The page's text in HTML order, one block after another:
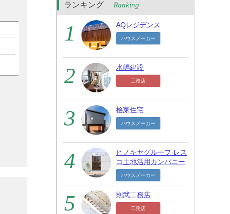
ランキング Ranking
AQレジデンス
ハウスメーカー
水嶋建設
工務店
桧家住宅
ハウスメーカー
ヒノキヤグループ レス
コ土地活用カンパニー
ハウスメーカー
則武工務店
工務店